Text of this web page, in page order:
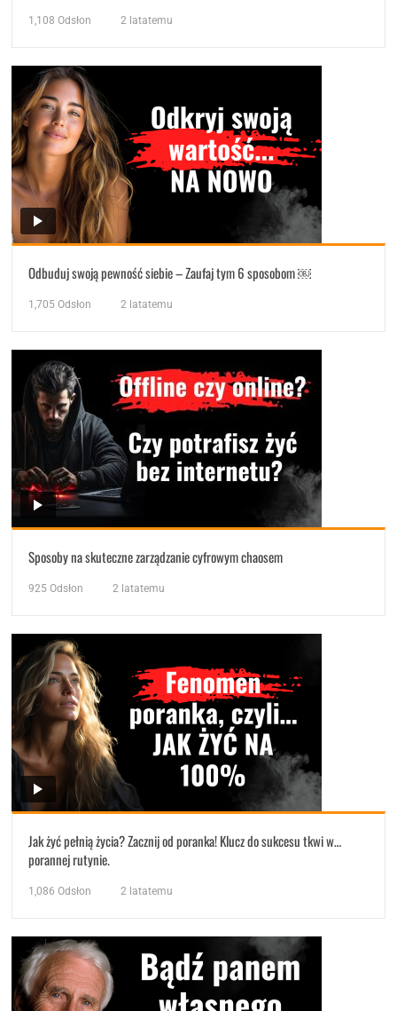
1,108 Odsłon 2 latatemu
Odbuduj swoją pewność siebie – Zaufaj tym 6 sposobom ￼
1,705 Odsłon 2 latatemu
Sposoby na skuteczne zarządzanie cyfrowym chaosem
925 Odsłon 2 latatemu
Jak żyć pełnią życia? Zacznij od poranka! Klucz do sukcesu tkwi w…
porannej rutynie.
1,086 Odsłon 2 latatemu